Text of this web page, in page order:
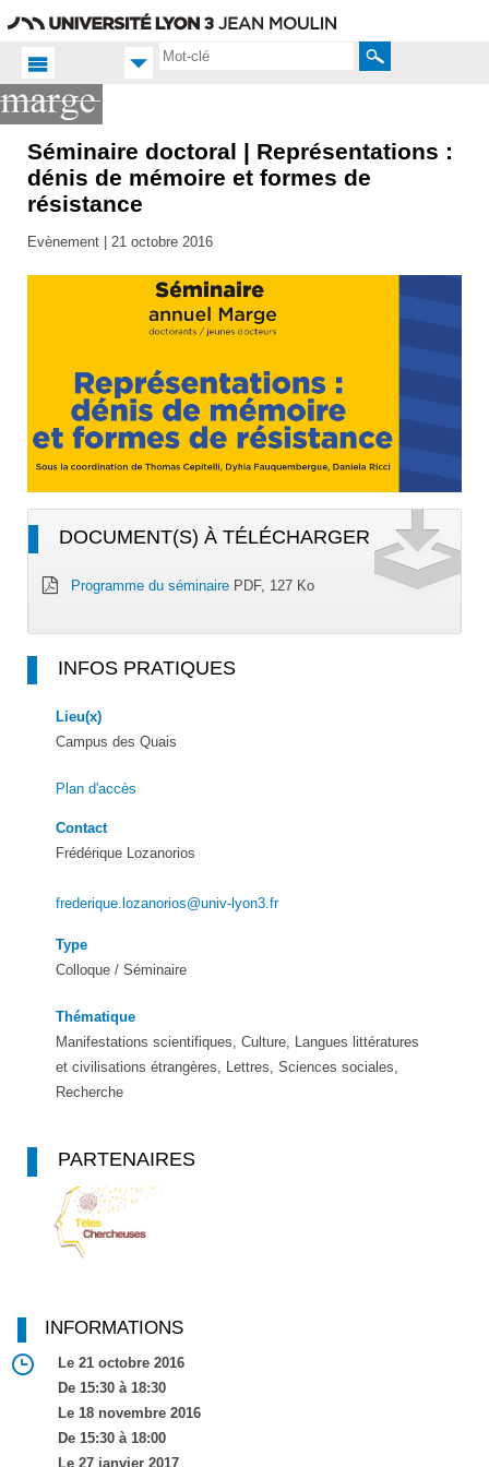
Rechercher
Accueil
FR
Actualités
Séminaire doctoral | Représentations :
dénis de mémoire et formes de
résistance
Evènement | 21 octobre 2016
DOCUMENT(S) À TÉLÉCHARGER
Programme du séminaire PDF, 127 Ko
INFOS PRATIQUES
Lieu(x)
Campus des Quais
Plan d'accès
Contact
Frédérique Lozanorios
frederique.lozanorios@univ-lyon3.fr
Type
Colloque / Séminaire
Thématique
Manifestations scientifiques, Culture, Langues littératures
et civilisations étrangères, Lettres, Sciences sociales,
Recherche
PARTENAIRES
INFORMATIONS
Le 21 octobre 2016
De 15:30 à 18:30
Le 18 novembre 2016
De 15:30 à 18:00
Le 27 janvier 2017